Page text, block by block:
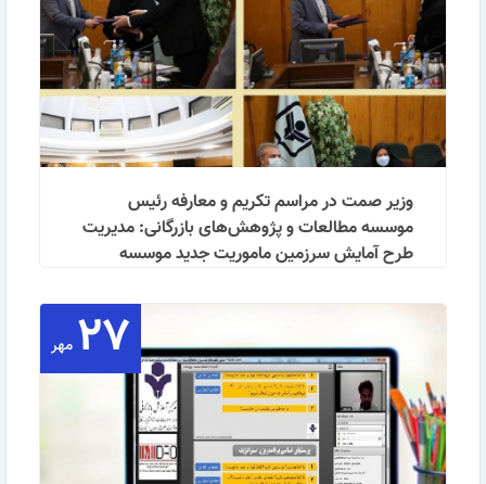
حضور آقایان قربانی فراز؛ سرپرست دفتر نوسازی، …
ادامه مطلب
وزیر صمت در مراسم تکریم و معارفه رئیس
موسسه مطالعات و پژوهش‌های بازرگانی: مدیریت
طرح آمایش سرزمین ماموریت جدید موسسه
موسسه_مطالعات_و_پژوهشهای_بازرگانی, وزارت_صمت,
مرکز_آموزش_بازرگانی, احمد_تشکینی, فاطمی_امین
وزیر صنعت، معدن و تجارت در مراسم تکریم و معارفه
رئیس موسسه مطالعات و پژوهش‌های بازرگانی وزارت
صمت، …
۲۷ مهر